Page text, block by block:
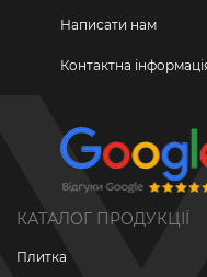
Написати нам
Контактна
КАТАЛОГ ПРОДУКЦІЇ
Плитка